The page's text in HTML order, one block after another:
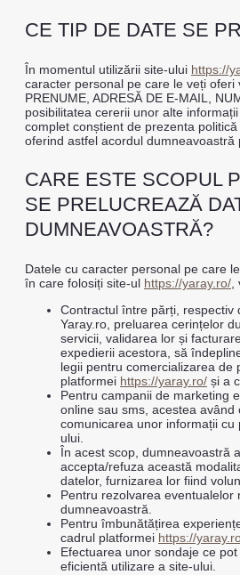
CE TIP DE DATE SE
În momentul utilizării site-ului https://
caracter personal pe care le veți oferi
PRENUME, ADRESĂ DE E-MAIL,
posibilitatea cererii unor alte
complet conștient de prezenta
oferind astfel acordul dumneavoastră
CARE ESTE SCOPUL
SE PRELUCREAZĂ
DUMNEAVOASTRĂ?
Datele cu caracter personal pe care
în care folosiți site-ul https://yaray.ro/,
Contractul între părți, respectiv
Yaray.ro, preluarea cerințelor
servicii, validarea lor și
expedierii acestora, să
legii pentru comercializarea de
platformei https://yaray.ro/ și a
Pentru campanii de marketing
online sau sms, acestea având
comunicarea unor informații cu
ului.
În acest scop, dumneavoastră
accepta/refuza această
datelor, furnizarea lor fiind
Pentru rezolvarea eventualelor
dumneavoastră.
Pentru îmbunătățirea
cadrul platformei https://
Efectuarea unor sondaje ce
eficientă utilizare a site-ului.